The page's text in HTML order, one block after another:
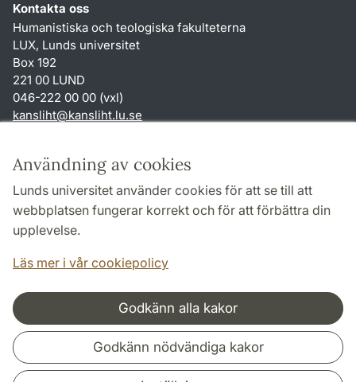
Användning av cookies
Lunds universitet använder cookies för att se till att
webbplatsen fungerar korrekt och för att förbättra din
upplevelse.
Läs mer i vår cookiepolicy
Godkänn alla kakor
Godkänn nödvändiga kakor
Kontakta oss
Humanistiska och teologiska fakulteterna
LUX, Lunds universitet
Box 192
221 00 LUND
046-222 00 00 (vxl)
kansliht@kansliht.lu.se
Genvägar
Om webbplatsen och cookies
Behandling av personuppgifter
Tillgänglighetsredogörelse
Samarbeten och nätverk